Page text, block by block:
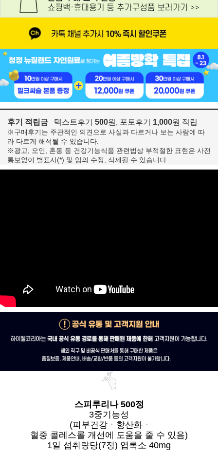
후기 적립금 텍스트후기 500원, 포토후기 1,000원 적립
※구매후기는 주관적인 의견으로 사실과 다르거나 보는 사람에 따
라 다르게 해석될 수 있습니다.
※광고, 오인, 혼동 등 건강기능식품 관련법상 부적절한 표현은 사전
통보없이 별표시(*) 및 임의 수정, 삭제될 수 있습니다.
스피루리나 500정
3중기능성
(피부건강ㆍ항산화ㆍ
혈중 콜레스롤 개선에 도움을 줄 수 있음)
1일 섭취량당(7정) 엽록소 40mg